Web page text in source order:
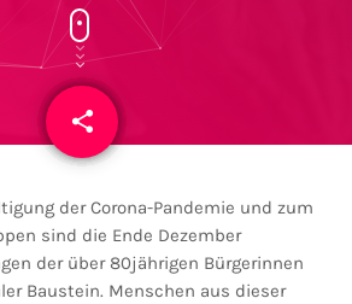
share
email
der Corona-Pandemie und zum
sind die Ende Dezember
der über 80jährigen Bürgerinnen
Baustein. Menschen aus dieser